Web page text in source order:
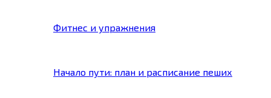
Фитнес и упражнения
Начало пути: план и расписание пеших